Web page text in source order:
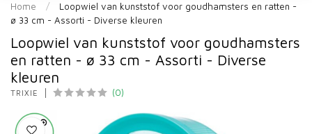
Home /
Loopwiel van kunststof voor goudhamsters en ratten -
ø 33 cm - Assorti - Diverse kleuren
Loopwiel van kunststof voor goudhamsters
en ratten - ø 33 cm - Assorti - Diverse
kleuren
TRIXIE (0)